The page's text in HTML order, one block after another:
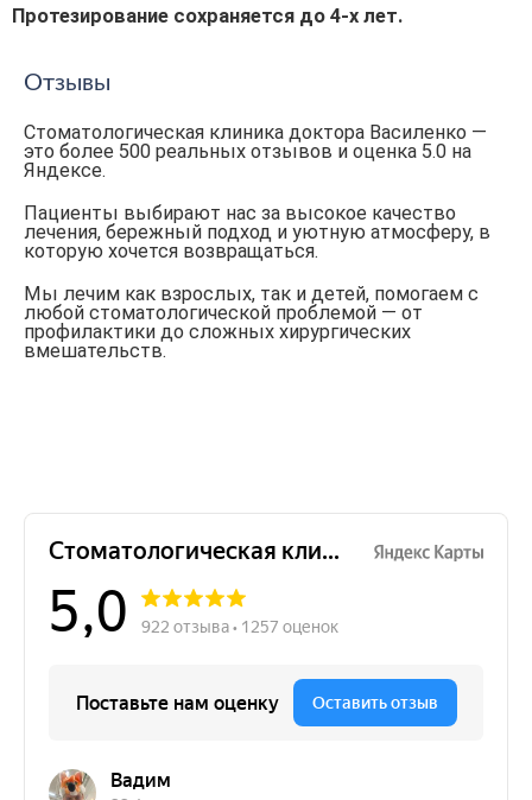
Протезирование сохраняется до 4-х лет.
Отзывы
Стоматологическая клиника доктора Василенко —
это более 500 реальных отзывов и оценка 5.0 на
Яндексе.
Пациенты выбирают нас за высокое качество
лечения, бережный подход и уютную атмосферу, в
которую хочется возвращаться.
Мы лечим как взрослых, так и детей, помогаем с
любой стоматологической проблемой — от
профилактики до сложных хирургических
вмешательств.